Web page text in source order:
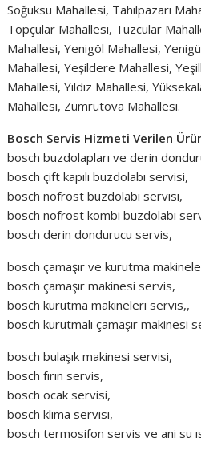
Soğuksu Mahallesi, Tahılpazarı
Topçular Mahallesi, Tuzcular
Mahallesi, Yenigöl Mahallesi,
Mahallesi, Yeşildere Mahallesi,
Mahallesi, Yıldız Mahallesi,
Mahallesi, Zümrütova Mahallesi.
Bosch Servis Hizmeti Verilen
bosch buzdolapları ve derin
bosch çift kapılı buzdolabı servisi,
bosch nofrost buzdolabı servisi,
bosch nofrost kombi buzdolabı
bosch derin dondurucu servis,
bosch çamaşır ve kurutma
bosch çamaşır makinesi servis,
bosch kurutma makineleri servis,,
bosch kurutmalı çamaşır makinesi
bosch bulaşık makinesi servisi,
bosch fırın servis,
bosch ocak servisi,
bosch klima servisi,
bosch termosifon servis ve ani su